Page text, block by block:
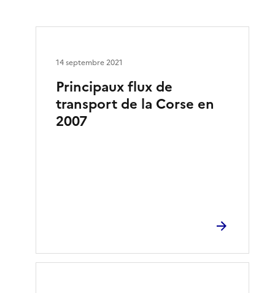
Principaux flux de
transport de la Corse en
2007
14 septembre 2021